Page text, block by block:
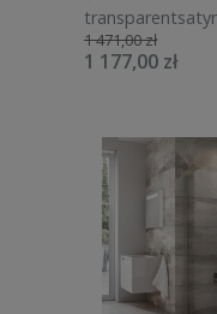
90G70U00Z1
1 471,00 zł
1 177,00 zł